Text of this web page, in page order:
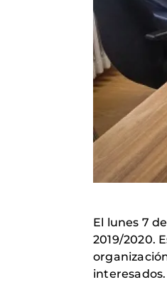
El lunes 7
2019/2020.
interesados.